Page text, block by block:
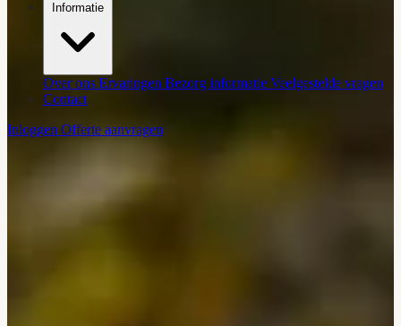
Informatie
Over ons Ervaringen Bezorg informatie Veelgestelde vragen
Contact
Inloggen Offerte aanvragen